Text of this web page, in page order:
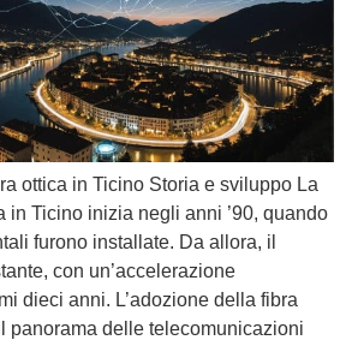
ottica in Ticino Storia e sviluppo La
in Ticino inizia negli anni ’90, quando
furono installate. Da allora, il
con un’accelerazione
dieci anni. L’adozione della fibra
panorama delle telecomunicazioni